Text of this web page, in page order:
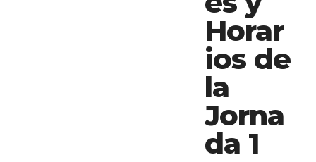
Horar
ios de
la
Jorna
da 1